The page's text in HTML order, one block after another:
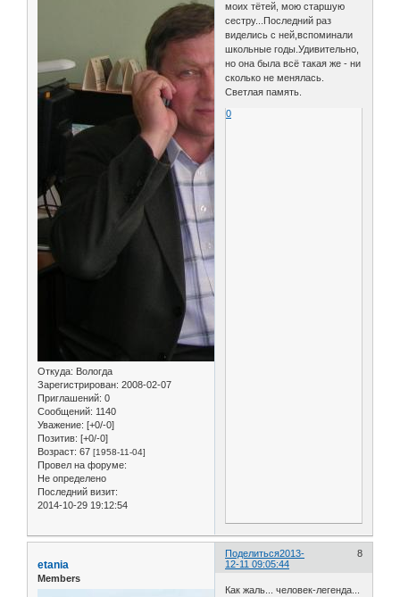
Откуда: Вологда
Зарегистрирован: 2008-02-07
Приглашений: 0
Сообщений: 1140
Уважение: [+0/-0]
Позитив: [+0/-0]
Возраст: 67 [1958-11-04]
Провел на форуме:
Не определено
Последний визит:
2014-10-29 19:12:54
моих тётей, мою старшую
сестру...Последний раз
виделись с ней,вспоминали
школьные годы.Удивительно,
но она была всё такая же - ни
сколько не менялась.
Светлая память.
0
Поделиться 8
2013-
12-11 09:05:44
etania
Members
Как жаль... человек-легенда...